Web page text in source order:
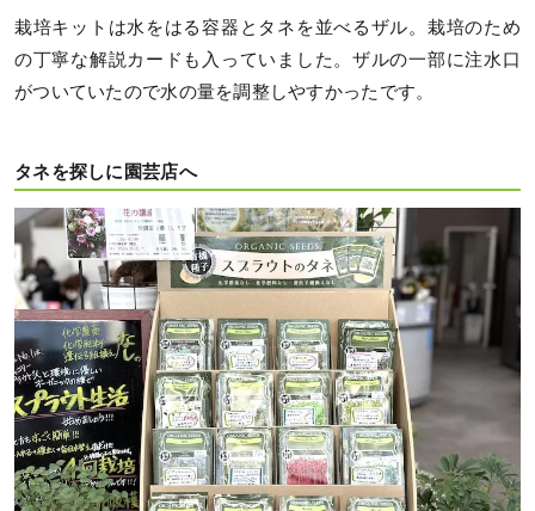
栽培キットは水をはる容器とタネを並べるザル。栽培のため
の丁寧な解説カードも入っていました。ザルの一部に注水口
がついていたので水の量を調整しやすかったです。
タネを探しに園芸店へ